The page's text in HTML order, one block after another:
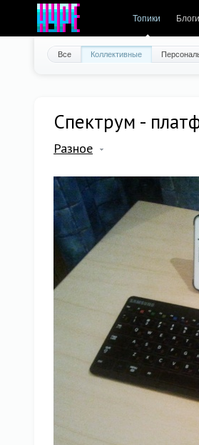
Топики Блоги
Все Коллективные
Спектрум -
Разное